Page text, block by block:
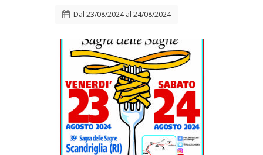
Dal 23/08/2024al 24/08/2024